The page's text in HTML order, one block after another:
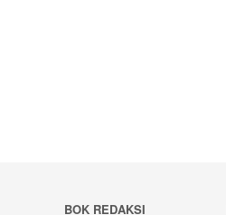
BOK REDAKSI